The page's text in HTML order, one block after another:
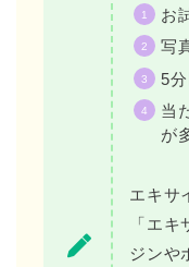
お
写
5
当
が
エキサ
「エ
ジンや